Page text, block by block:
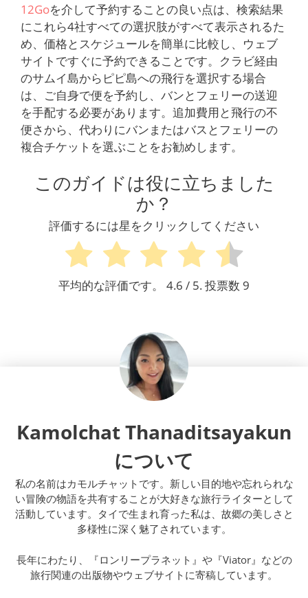
12Goを介して予約することの良い点は、検索結果
にこれら4社すべての選択肢がすべて表示されるた
め、価格とスケジュールを簡単に比較し、ウェブ
サイトですぐに予約できることです。クラビ経由
のサムイ島からピピ島への飛行を選択する場合
は、ご自身で便を予約し、バンとフェリーの送迎
を手配する必要があります。追加費用と飛行の不
便さから、代わりにバンまたはバスとフェリーの
複合チケットを選ぶことをお勧めします。
このガイドは役に立ちました
か？
評価するには星をクリックしてください
平均的な評価です。 4.6 / 5. 投票数 9
Kamolchat Thanaditsayakun
について
私の名前はカモルチャットです。新しい目的地や忘れられな
い冒険の物語を共有することが大好きな旅行ライターとして
活動しています。タイで生まれ育った私は、故郷の美しさと
多様性に深く魅了されています。
長年にわたり、『ロンリープラネット』や『Viator』などの
旅行関連の出版物やウェブサイトに寄稿しています。